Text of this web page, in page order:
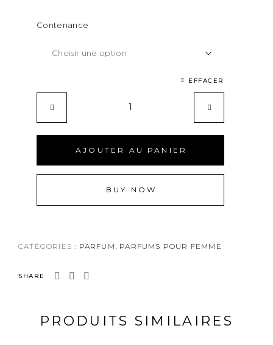
Contenance
EFFACER
AJOUTER AU PANIER
BUY NOW
CATÉGORIES : PARFUM PARFUMS POUR FEMME
SHARE
PRODUITS SIMILAIRES